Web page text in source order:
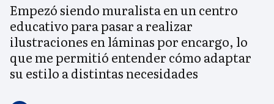
Empezó siendo muralista en un centro
educativo para pasar a realizar
ilustraciones en láminas por encargo, lo
que me permitió entender cómo adaptar
su estilo a distintas necesidades